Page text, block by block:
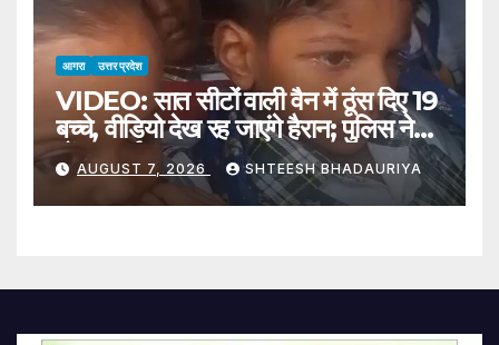
The Team
आगरा उत्तर प्रदेश
VIDEO: सात सीटों वाली वैन में ठूंस दिए 19
बच्चे, वीडियो देख रह जाएंगे हैरान; पुलिस ने
ठोंका जुर्माना
AUGUST 7, 2026 SHTEESH BHADAURIYA